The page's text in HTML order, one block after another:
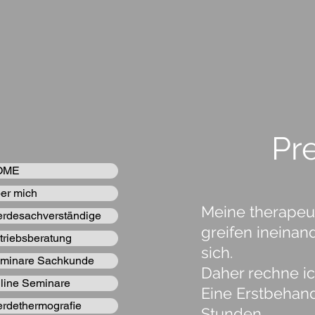
Meine
greifen
sich.
Daher rechne
Eine
mich
Sachkunde
Seminare